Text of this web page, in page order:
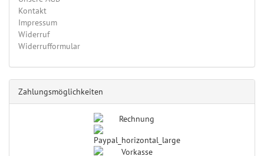
Kontakt
Impressum
Widerruf
Widerrufformular
Zahlungsmöglichkeiten